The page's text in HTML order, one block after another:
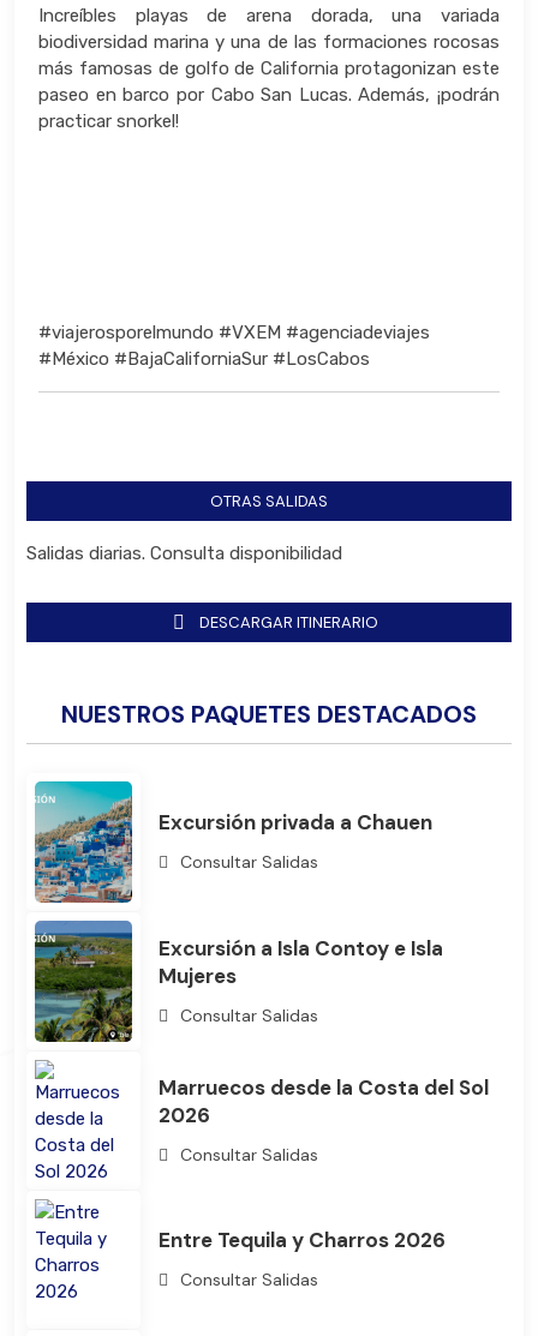
Increíbles playas de arena dorada, una variada
biodiversidad marina y una de las formaciones rocosas
más famosas de golfo de California protagonizan este
paseo en barco por Cabo San Lucas. Además, ¡podrán
practicar snorkel!
#viajerosporelmundo #VXEM #agenciadeviajes
#México #BajaCaliforniaSur #LosCabos
OTRAS SALIDAS
Salidas diarias. Consulta disponibilidad
DESCARGAR ITINERARIO
NUESTROS PAQUETES DESTACADOS
Excursión privada a Chauen
Consultar Salidas
Excursión a Isla Contoy e Isla
Mujeres
Consultar Salidas
Marruecos desde la Costa del Sol
2026
Consultar Salidas
Entre Tequila y Charros 2026
Consultar Salidas